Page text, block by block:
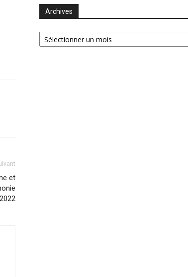
et
Archives
Archives